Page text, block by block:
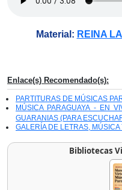
Material: REINA
Enlace(s) Recomendado(s):
PARTITURAS DE MÚSICAS
MÚSICA PARAGUAYA - EN
GUARANIAS (PARA
GALERÍA DE LETRAS,
Bibliotecas